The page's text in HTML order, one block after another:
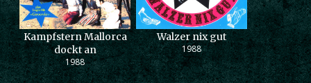
Kampfstern Mallorca
dockt an
1988
Walzer nix gut
1988